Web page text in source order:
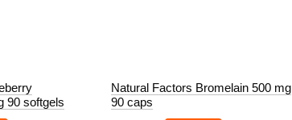
90 softgels
Natural Factors Bromelain 500 mg
90 caps